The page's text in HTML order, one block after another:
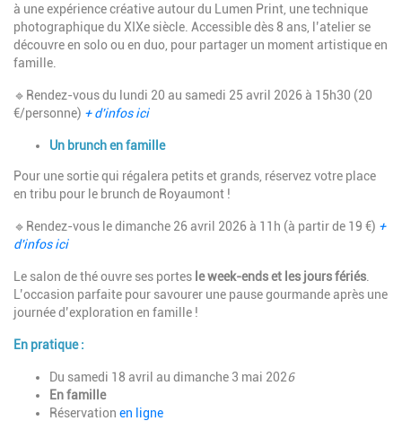
à une expérience créative autour du Lumen Print, une technique
photographique du XIXe siècle. Accessible dès 8 ans, l’atelier se
découvre en solo ou en duo, pour partager un moment artistique en
famille.
🔹Rendez-vous du lundi 20 au samedi 25 avril 2026 à 15h30 (20
€/personne) + d'infos ici
Un brunch en famille
Pour une sortie qui régalera petits et grands, réservez votre place
en tribu pour le brunch de Royaumont !
🔹Rendez-vous le dimanche 26 avril 2026 à 11h (à partir de 19 €) +
d'infos ici
Le salon de thé ouvre ses portes le week-ends et les jours fériés
L’occasion parfaite pour savourer une pause gourmande après une
journée d’exploration en famille !
En pratique :
Du samedi 18 avril au dimanche 3 mai 2026
En famille
Réservation en ligne